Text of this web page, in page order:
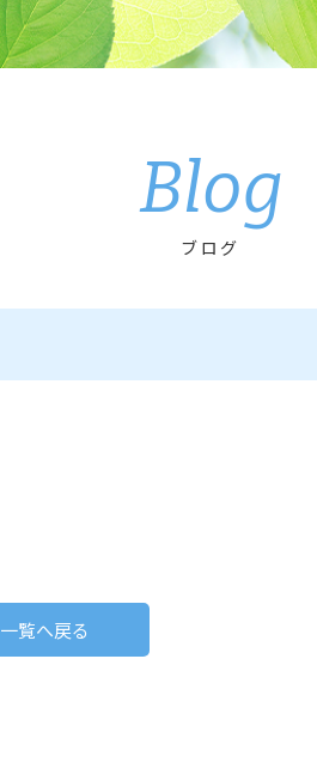
Blog
ブログ
一覧へ戻る